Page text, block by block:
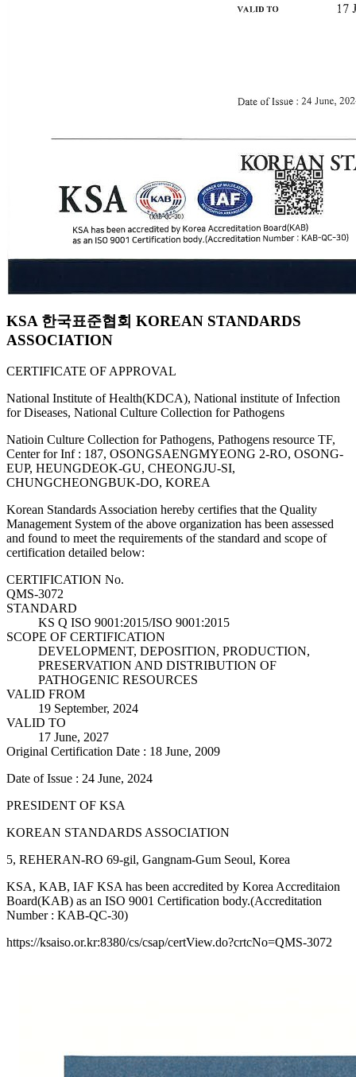
KSA 한국표준협회 KOREAN STANDARDS
ASSOCIATION
CERTIFICATE OF APPROVAL
National Institute of Health(KDCA), National institute of Infection
for Diseases, National Culture Collection for Pathogens
Natioin Culture Collection for Pathogens, Pathogens resource TF,
Center for Inf : 187, OSONGSAENGMYEONG 2-RO, OSONG-
EUP, HEUNGDEOK-GU, CHEONGJU-SI,
CHUNGCHEONGBUK-DO, KOREA
Korean Standards Association hereby certifies that the Quality
Management System of the above organization has been assessed
and found to meet the requirements of the standard and scope of
certification detailed below:
CERTIFICATION No.
QMS-3072
STANDARD
KS Q ISO 9001:2015/ISO 9001:2015
SCOPE OF CERTIFICATION
DEVELOPMENT, DEPOSITION, PRODUCTION,
PRESERVATION AND DISTRIBUTION OF
PATHOGENIC RESOURCES
VALID FROM
19 September, 2024
VALID TO
17 June, 2027
Original Certification Date : 18 June, 2009
Date of Issue : 24 June, 2024
PRESIDENT OF KSA
KOREAN STANDARDS ASSOCIATION
5, REHERAN-RO 69-gil, Gangnam-Gum Seoul, Korea
KSA, KAB, IAF KSA has been accredited by Korea Accreditaion
Board(KAB) as an ISO 9001 Certification body.(Accreditation
Number : KAB-QC-30)
https://ksaiso.or.kr:8380/cs/csap/certView.do?crtcNo=QMS-3072